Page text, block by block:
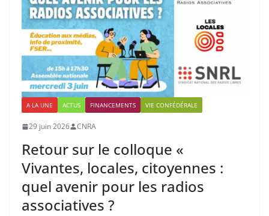
A LA UNE ACTUS FINANCEMENTS VIE CONFÉDÉRALE
29 juin 2026 CNRA
Retour sur le colloque «
Vivantes, locales, citoyennes :
quel avenir pour les radios
associatives ?